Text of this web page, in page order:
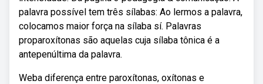
palavra possível tem três sílabas: Ao lermos a palavra,
colocamos maior força na sílaba sí. Palavras
proparoxítonas são aquelas cuja sílaba tônica é a
antepenúltima da palavra.
Weba diferença entre paroxítonas, oxítonas e